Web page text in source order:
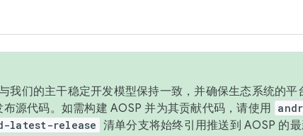
我们的主干稳定开发模型保持一致，并确保生态系统的
源代码。如需构建 AOSP 并为其贡献代码，请使用
latest-release 清单分支将始终引用推送到 AOSP 的